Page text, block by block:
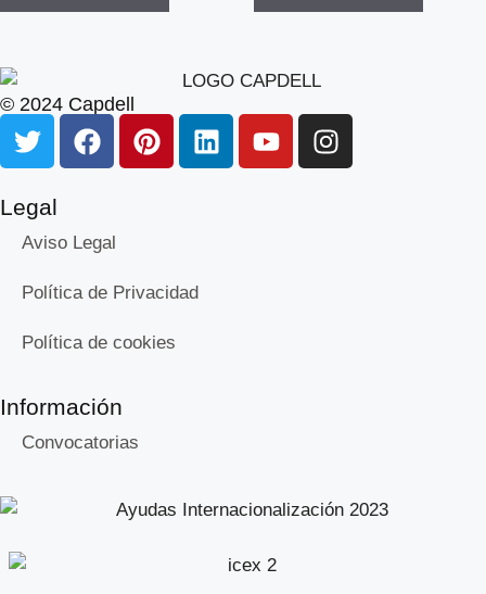
© 2024 Capdell
Legal
Aviso Legal
Política de Privacidad
Política de cookies
Información
Convocatorias